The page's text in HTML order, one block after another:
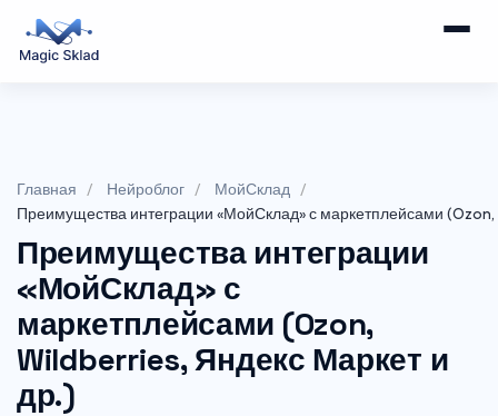
Главная Нейроблог
МойСклад
Преимущества интеграции «МойСклад» с маркетплейсами
Преимущества интеграции
«МойСклад» с
маркетплейсами (Ozon,
Wildberries, Яндекс Маркет и
др.)